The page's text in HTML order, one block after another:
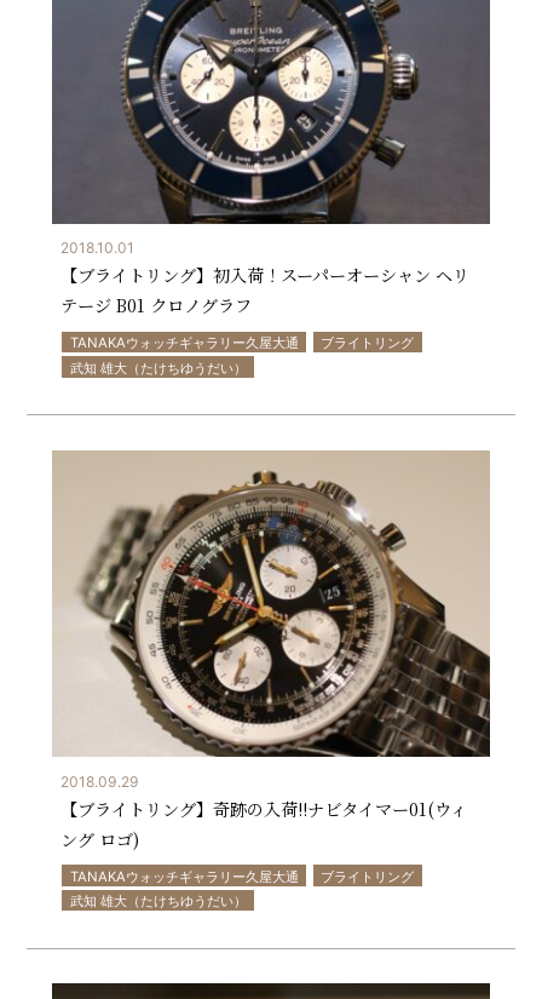
2018.10.01
【ブライトリング】初入荷！スーパーオーシャン ヘリ
テージ B01 クロノグラフ
TANAKAウォッチギャラリー久屋大通
ブライトリング
武知 雄大（たけちゆうだい）
2018.09.29
【ブライトリング】奇跡の入荷!!ナビタイマー01(ウィ
ング ロゴ)
TANAKAウォッチギャラリー久屋大通
ブライトリング
武知 雄大（たけちゆうだい）